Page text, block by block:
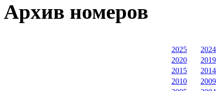
Архив номеров
2025
2024
2020
2019
2015
2014
2010
2009